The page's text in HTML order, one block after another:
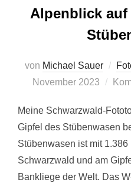
Alpenblick
von Michael Sauer
November 2023
Meine Schwarzwald-
Gipfel des Stübenwasen
Stübenwasen ist mit
Schwarzwald und am
Bankliege der Welt. Das